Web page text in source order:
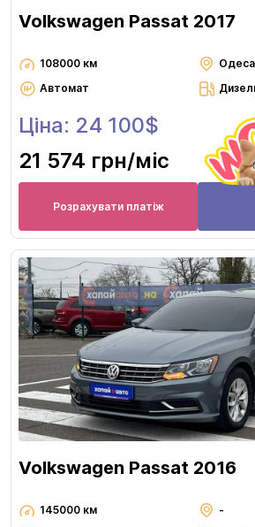
Volkswagen Passat 2017
108000 км
Одеса
Автомат
Ціна: 24 100$
21 574 грн/міс
Розрахувати платіж
Volkswagen Passat 2016
145000 км
-